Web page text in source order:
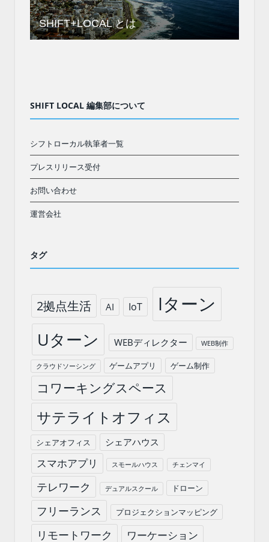
SHIFT+LOCAL とは
SHIFT LOCAL 編集部について
シフトローカル執筆者一覧
プレスリリース受付
お問い合わせ
運営会社
タグ
2拠点生活 AI IoT Iターン
Uターン WEBディレクター WEB制作
クラウドソーシング ゲームアプリ ゲーム制作
コワーキングスペース
サテライトオフィス
シェアオフィス シェアハウス
スマホアプリ スモールハウス チェンマイ
テレワーク デュアルスクール ドローン
フリーランス プロジェクションマッピング
リモートワーク ワーケーション